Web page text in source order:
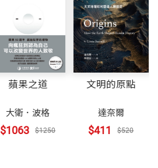
蘋果之道
大衛．波格
$1063 $1250
文明的原點
達奈爾
$411 $520